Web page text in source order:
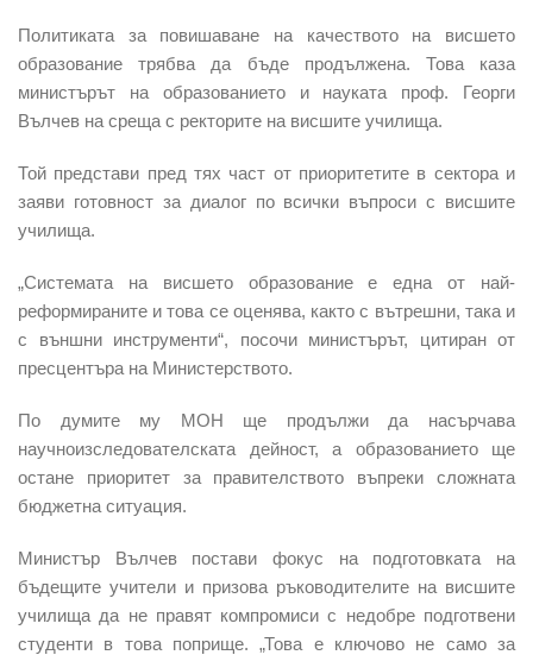
Политиката за повишаване на качеството на висшето
образование трябва да бъде продължена. Това каза
министърът на образованието и науката проф. Георги
Вълчев на среща с ректорите на висшите училища.
Той представи пред тях част от приоритетите в сектора и
заяви готовност за диалог по всички въпроси с висшите
училища.
„Системата на висшето образование е една от най-
реформираните и това се оценява, както с вътрешни, така и
с външни инструменти“, посочи министърът, цитиран от
пресцентъра на Министерството.
По думите му МОН ще продължи да насърчава
научноизследователската дейност, а образованието ще
остане приоритет за правителството въпреки сложната
бюджетна ситуация.
Министър Вълчев постави фокус на подготовката на
бъдещите учители и призова ръководителите на висшите
училища да не правят компромиси с недобре подготвени
студенти в това поприще. „Това е ключово не само за